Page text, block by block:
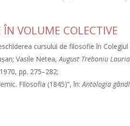
ÎN VOLUME COLECTIVE
cursului de filosofie în
Vasile Netea,August Treboniu
pp. 275–282;
Filosofia (1845)”, în:Antologia